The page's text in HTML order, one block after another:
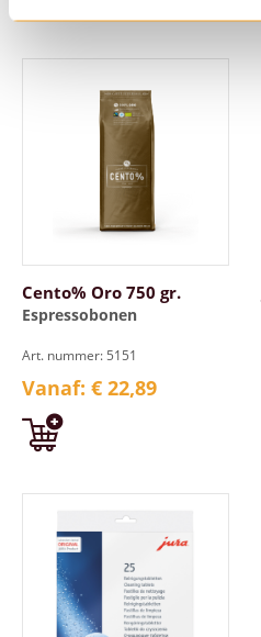
Cento% Oro 750 gr.
Espressobonen
Art. nummer: 5151
Vanaf: € 22,89